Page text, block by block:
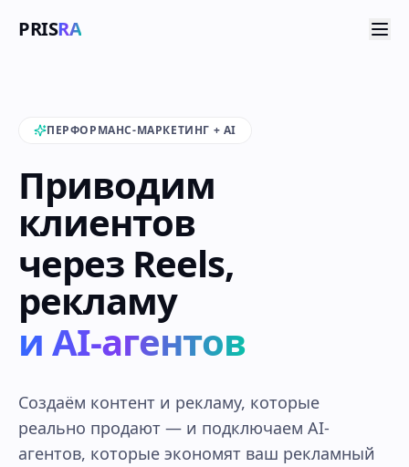
PRISRA
ПЕРФОРМАНС-МАРКЕТИНГ + AI
Приводим
клиентов
через Reels,
рекламу
и AI-агентов
Создаём контент и рекламу, которые
реально продают — и подключаем AI-
агентов, которые экономят ваш рекламный